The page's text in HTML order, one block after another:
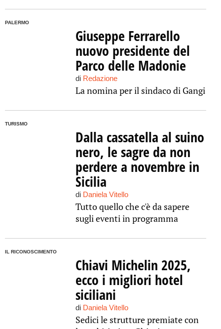
PALERMO
Giuseppe Ferrarello
nuovo presidente del
Parco delle Madonie
di Redazione
La nomina per il sindaco di Gangi
TURISMO
Dalla cassatella al suino
nero, le sagre da non
perdere a novembre in
Sicilia
di Daniela Vitello
Tutto quello che c'è da sapere
sugli eventi in programma
IL RICONOSCIMENTO
Chiavi Michelin 2025,
ecco i migliori hotel
siciliani
di Daniela Vitello
Sedici le strutture premiate con